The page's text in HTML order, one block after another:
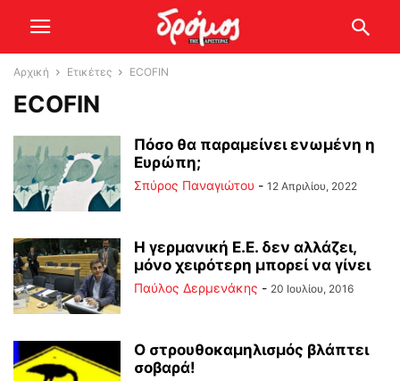
Αρχική Ετικέτες ECOFIN
ECOFIN
Πόσο θα παραμείνει ενωμένη η
Ευρώπη;
Σπύρος Παναγιώτου - 12 Απριλίου, 2022
Η γερμανική Ε.Ε. δεν αλλάζει,
μόνο χειρότερη μπορεί να γίνει
Παύλος Δερμενάκης - 20 Ιουλίου, 2016
Ο στρουθοκαμηλισμός βλάπτει
σοβαρά!